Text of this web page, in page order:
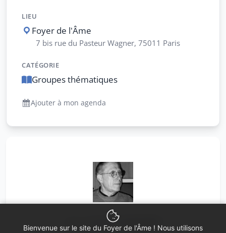
avec
Laurent Gagnebin
LIEU
Foyer de l'Âme
7 bis rue du Pasteur Wagner, 75011 Paris
CATÉGORIE
Groupes thématiques
Ajouter à mon agenda
Bienvenue sur le site du Foyer de l'Âme ! Nous utilisons